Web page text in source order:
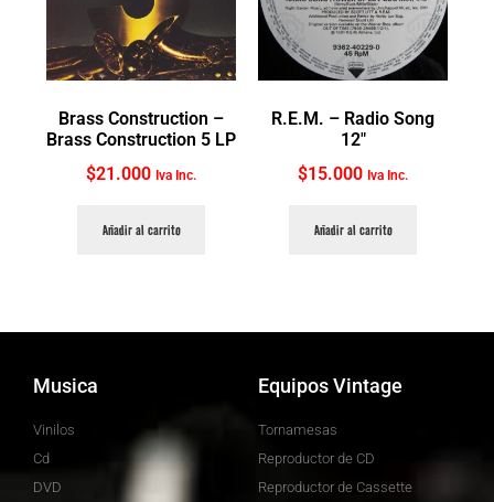
Brass Construction ‎–
Brass Construction 5 LP
$21.000 Iva Inc.
Añadir al carrito
R.E.M. ‎– Radio Song
12″
$15.000 Iva Inc.
Añadir al carrito
Musica
Vinilos
Cd
DVD
Equipos Vintage
Tornamesas
Reproductor de CD
Reproductor de Cassette